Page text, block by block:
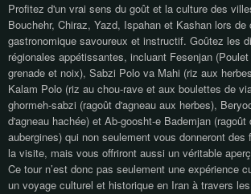
Profitez d'un vrai sens du goût et la culture des
Bouchehr, Chiraz, Yazd, Ispahan et Kashan lors de
gastronomique savoureux et instructif. Goûtez les
régionales appétissantes, incluant Fesenjan
grenade et noix), Sabzi Polo va Mahi (riz aux
Kalam Polo (riz au chou-rave et aux boulettes de
ghormeh-sabzi (ragoût d'agneau aux herbes),
d'agneau hachée) et Ab-goosht-e Bademjan (ragoût
aubergines) qui non seulement vous donneront
la visite, mais vous offriront aussi un véritable
Ce tour n’est donc pas seulement une expérience
un voyage culturel et historique en Iran à travers